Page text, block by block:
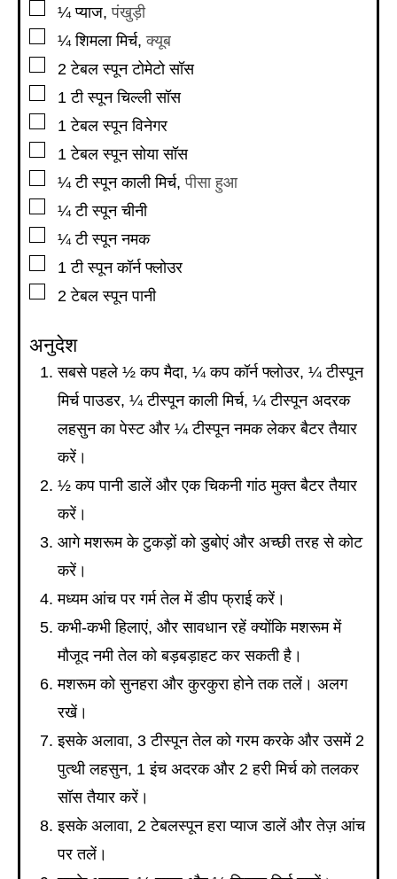
▢
¼ प्याज,पंखुड़ी
▢
¼ शिमला मिर्च,क्यूब
▢
2 टेबल स्पून टोमेटो सॉस
▢
1 टी स्पून चिल्ली सॉस
▢
1 टेबल स्पून विनेगर
▢
1 टेबल स्पून सोया सॉस
▢
¼ टी स्पून काली मिर्च,पीसा हुआ
▢
¼ टी स्पून चीनी
▢
¼ टी स्पून नमक
▢
1 टी स्पून कॉर्न फ्लोउर
▢
2 टेबल स्पून पानी
अनुदेश
सबसे पहले ½ कप मैदा, ¼ कप कॉर्न फ्लोउर, ¼ टीस्पून
मिर्च पाउडर, ¼ टीस्पून काली मिर्च, ¼ टीस्पून अदरक
लहसुन का पेस्ट और ¼ टीस्पून नमक लेकर बैटर तैयार
करें।
½ कप पानी डालें और एक चिकनी गांठ मुक्त बैटर तैयार
करें।
आगे मशरूम के टुकड़ों को डुबोएं और अच्छी तरह से कोट
करें।
मध्यम आंच पर गर्म तेल में डीप फ्राई करें।
कभी-कभी हिलाएं, और सावधान रहें क्योंकि मशरूम में
मौजूद नमी तेल को बड़बड़ाहट कर सकती है।
मशरूम को सुनहरा और कुरकुरा होने तक तलें। अलग
रखें।
इसके अलावा, 3 टीस्पून तेल को गरम करके और उसमें 2
पुत्थी लहसुन, 1 इंच अदरक और 2 हरी मिर्च को तलकर
सॉस तैयार करें।
इसके अलावा, 2 टेबलस्पून हरा प्याज डालें और तेज़ आंच
पर तलें।